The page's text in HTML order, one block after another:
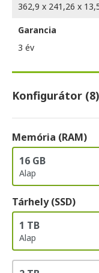
362,9 x 241,26 x
Garancia
3 év
Konfigurátor (8)
Memória (RAM)
16 GB
Alap
Tárhely (SSD)
1 TB
Alap